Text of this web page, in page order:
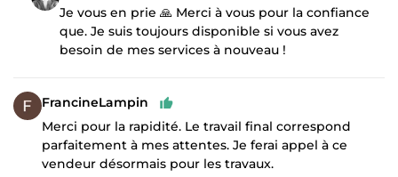
Je vous en prie 🙏 Merci à vous pour la confiance
que. Je suis toujours disponible si vous avez
besoin de mes services à nouveau !
FrancineLampin
Merci pour la rapidité. Le travail final correspond
parfaitement à mes attentes. Je ferai appel à ce
vendeur désormais pour les travaux.